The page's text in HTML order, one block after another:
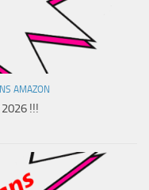
AMAZON
!!!